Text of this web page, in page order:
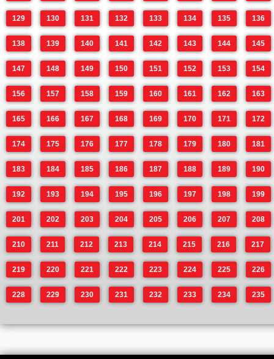
129 130 131 132 133 134 135 136
138 139 140 141 142 143 144 145
147 148 149 150 151 152 153 154
156 157 158 159 160 161 162 163
165 166 167 168 169 170 171 172
174 175 176 177 178 179 180 181
183 184 185 186 187 188 189 190
192 193 194 195 196 197 198 199
201 202 203 204 205 206 207 208
210 211 212 213 214 215 216 217
219 220 221 222 223 224 225 226
228 229 230 231 232 233 234 235